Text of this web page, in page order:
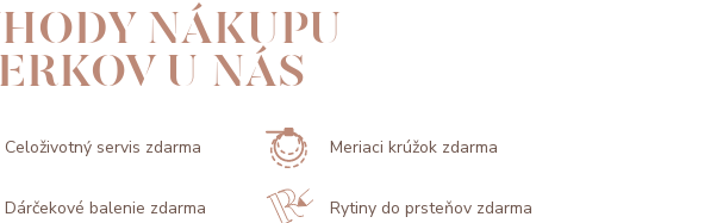
NÁKUPU
U NÁS
Celoživotný servis zdarma Meriaci krúžok zdarma
Dárčekové balenie zdarma Rytiny do prsteňov zdarma